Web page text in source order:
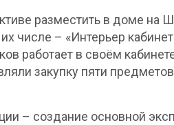
разместить в доме на
числе – «Интерьер
работает в своём
закупку пяти
– создание основной